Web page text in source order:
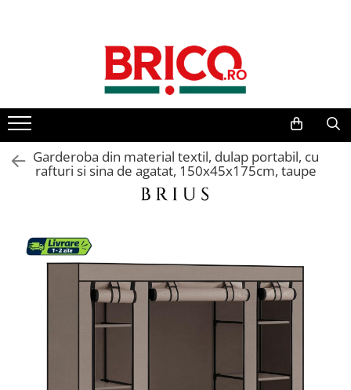
Toate Produsele
Baterii bucatarie
Baterii bideu si dus igienic
Accesorii baterii
Garderoba din material textil, dulap portabil, cu
rafturi si sina de agatat, 150x45x175cm, taupe